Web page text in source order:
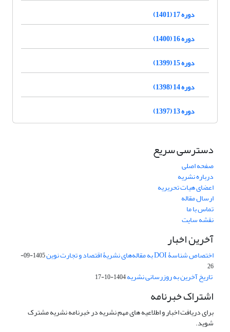
دوره 17 (1401)
دوره 16 (1400)
دوره 15 (1399)
دوره 14 (1398)
دوره 13 (1397)
دسترسی سریع
صفحه اصلی
درباره نشریه
اعضای هیات تحریریه
ارسال مقاله
تماس با ما
نقشه سایت
آخرین اخبار
اختصاص شناسۀ DOI به مقاله‌های نشریۀ اقتصاد و تجارت نوین
1405-09-
26
تاریخ آخرین به روزرسانی نشریه1404-10-17
اشتراک خبرنامه
برای دریافت اخبار و اطلاعیه های مهم نشریه در خبرنامه نشریه مشترک
شوید.